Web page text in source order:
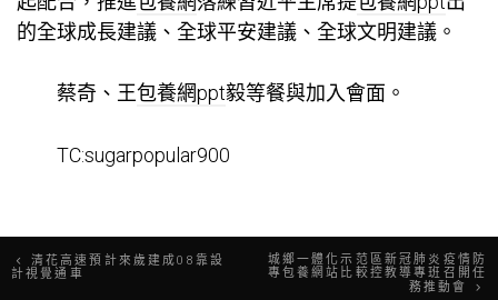
的全球成長建議、全球平安建議、全球文明建議。
蔡奇、王包養網ppt毅等餐與加入會面。
TC:sugarpopular900
文清花高速預計來歲建成08靠設
計視覺通車
城鄉一體化示范區新冠肺炎疫情防
專包養網站比較控教導專班召開任
務推動會